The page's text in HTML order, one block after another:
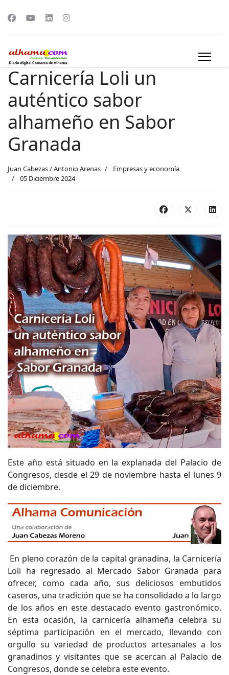
Carnicería Loli un
auténtico sabor
alhameño en Sabor
Granada
Juan Cabezas / Antonio Arenas
Empresas y economía
05 Diciembre 2024
Este año está situado en la explanada del Palacio de
Congresos, desde el 29 de noviembre hasta el lunes 9
de diciembre.
En pleno corazón de la capital granadina, la Carnicería
Loli ha regresado al Mercado Sabor Granada para
ofrecer, como cada año, sus deliciosos embutidos
caseros, una tradición que se ha consolidado a lo largo
de los años en este destacado evento gastronómico.
En esta ocasión, la carnicería alhameña celebra su
séptima participación en el mercado, llevando con
orgullo su variedad de productos artesanales a los
granadinos y visitantes que se acercan al Palacio de
Congresos, donde se celebra este evento.